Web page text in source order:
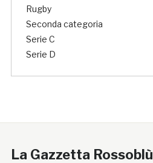
Rugby
Seconda categoria
Serie C
Serie D
La Gazzetta Rossoblù